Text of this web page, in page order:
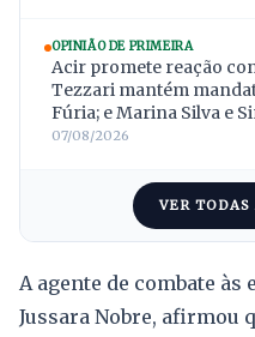
OPINIÃO DE PRIMEIRA
Acir promete reação
Tezzari mantém
Fúria; e Marina Silva e
07/08/2026
VER
A agente de combate às
Jussara Nobre, afirmou